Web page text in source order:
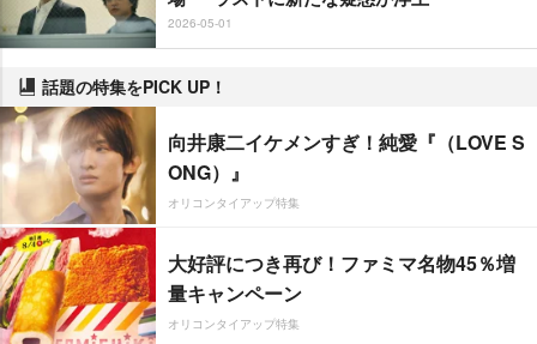
2026-05-01
話題の特集をPICK UP！
向井康二イケメンすぎ！純愛『（LOVE S
ONG）』
オリコンタイアップ特集
大好評につき再び！ファミマ名物45％増
量キャンペーン
オリコンタイアップ特集